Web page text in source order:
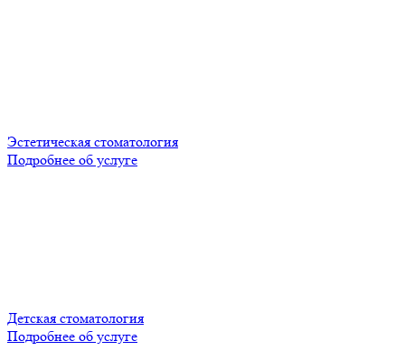
Эстетическая стоматология
Подробнее об услуге
Детская стоматология
Подробнее об услуге